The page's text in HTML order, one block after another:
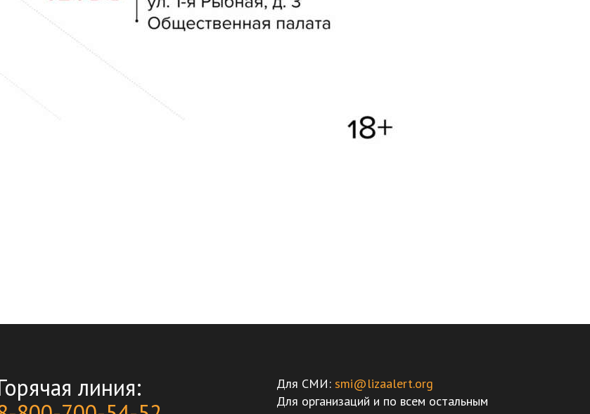
линия:
Для СМИ: smi@lizaalert.org
Для организаций и по всем остальным